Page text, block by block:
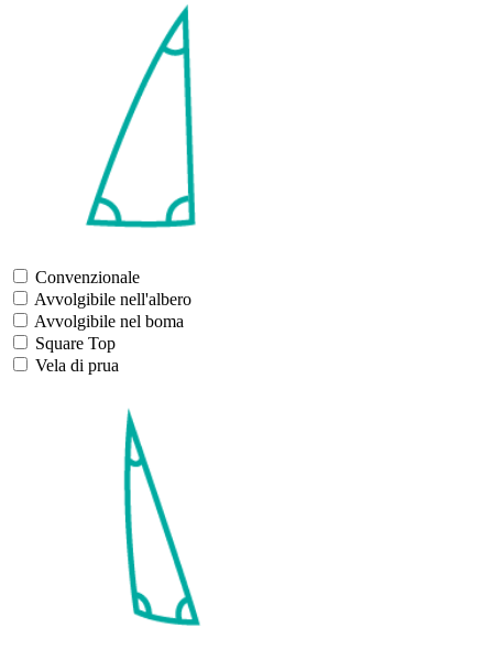
Convenzionale
Avvolgibile nell'albero
Avvolgibile nel boma
Square Top
Vela di prua